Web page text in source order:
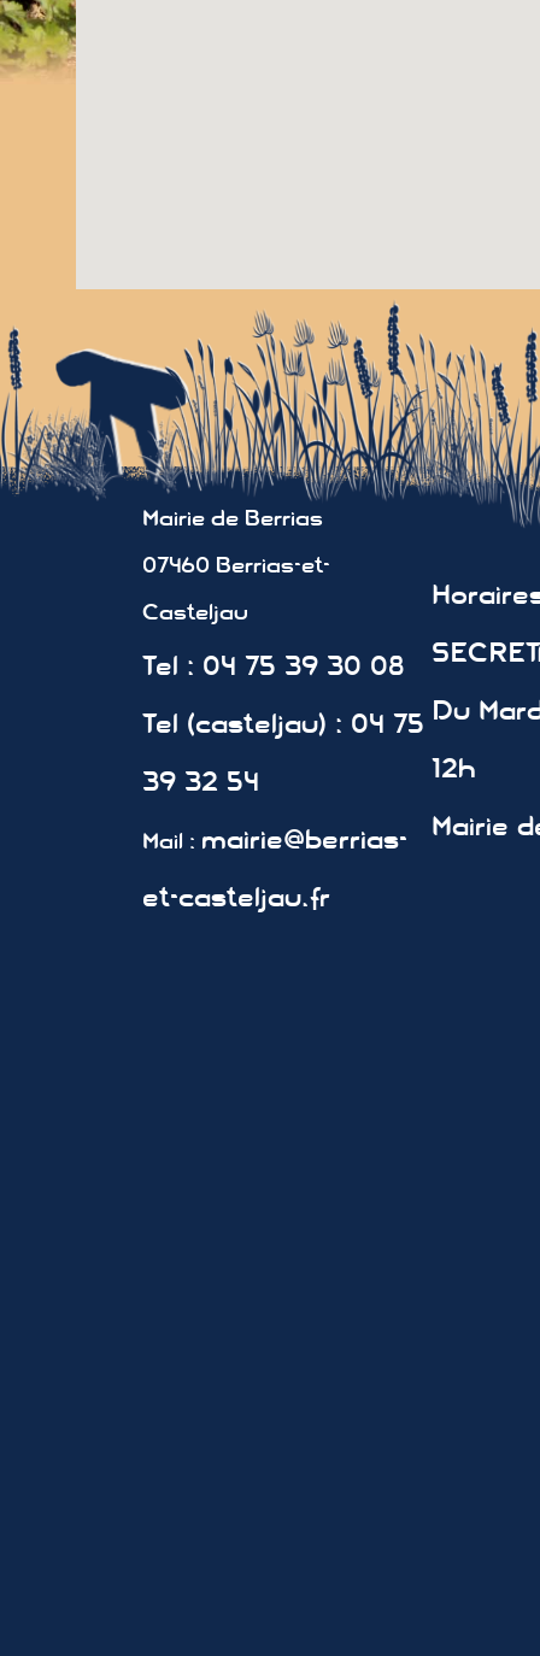
Mairie de Berrias
07460 Berrias-et-
Casteljau
Tel : 04 75 39 30 08
Tel (casteljau) : 04 75
39 32 54
Mail :mairie@berrias-
et-casteljau.fr
Du
12h
Mairie